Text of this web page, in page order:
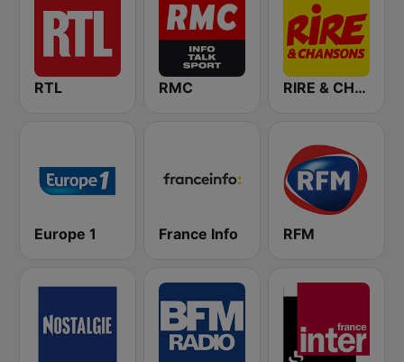
RTL RMC RIRE & CHANSONS
Europe 1 France Info RFM